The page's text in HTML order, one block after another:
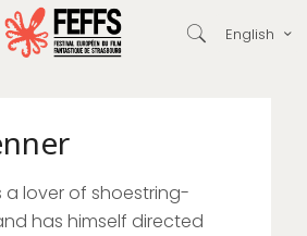
English
a lover of shoestring-
has himself directed